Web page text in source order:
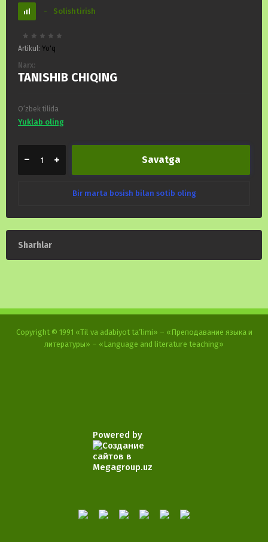
- Solishtirish
Artikul: Yo'q
Narx:
TANISHIB CHIQING
O‘zbek tilida
Yuklab oling
Savatga
Bir marta bosish bilan sotib oling
Sharhlar
Copyright © 1991 «Til va adabiyot ta’limi» – «Преподавание языка и
литературы» – «Language and literature teaching»
Powered by